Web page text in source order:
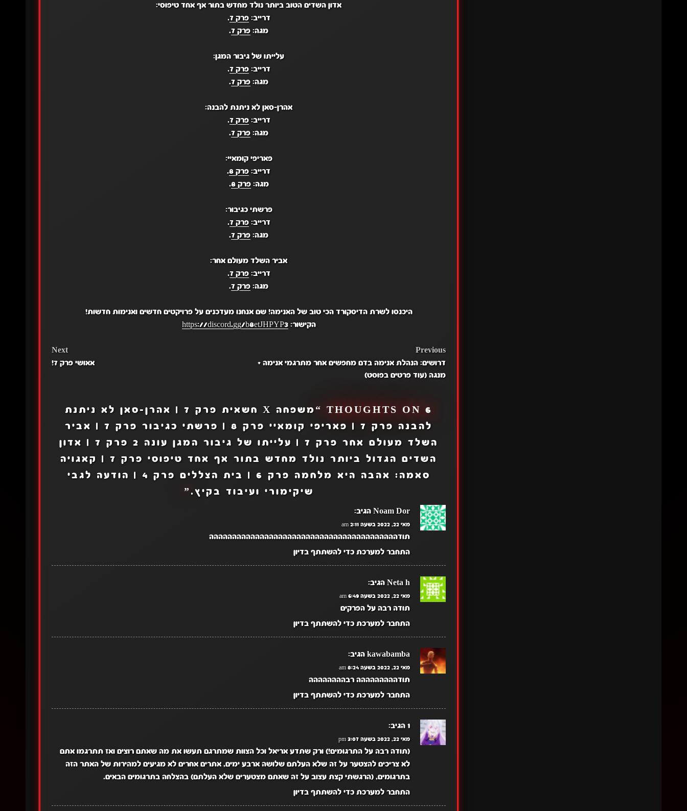
אדון השדים הטוב ביותר נולד מחדש בתור אף אחד טיפוסי:
דרייב:פרק 7 .
מגה: פרק 7 .
עלייתו של גיבור המגן:
דרייב:פרק 7 .
מגה: פרק 7 .
אהרן-סאן לא ניתנת להבנה:
דרייב:פרק 7 .
מגה: פרק 7 .
פאריפי קומאיי:
דרייב: פרק 8
.
מגה:פרק 8 .
פרשתי כגיבור:
דרייב:פרק 7 .
מגה: פרק 7 .
אביר השלד מעולם אחר:
דרייב:פרק 7 .
מגה: פרק 7 .
היכנסו לשרת הדיסקורד הכי טוב של האנימה! שם אנחנו מעדכנים על פרויקטים חדשים ואנימות חדשות!
הקישור:https://discord.gg/b8etJHPYP3
POST
NAVIGATION
Previous
דרושים: הנהלת אנימה בדם מחפשים אחר מתרגמי אנימה +
מנגה (עוד פרטים בפוסט)
Next
אאושי פרק 7!
6 THOUGHTS ON “
משפחה X חשאית פרק 7 | אהרן-סאן לא ניתנת
להבנה פרק 7 | פאריפי קומאיי פרק 8 | פרשתי כגיבור פרק 7 | אביר
השלד מעולם אחר פרק 7 | עלייתו של גיבור המגן עונה 2 פרק 7 | אדון
השדים הגדול ביותר נולד מחדש בתור אף אחד טיפוסי פרק 7 | קאגויה
סאמה: אהבה היא מלחמה פרק 6 | בית הצללים פרק 4 | הודעה לגבי
שיקימורי ועיבוד בקיץ. ”
Noam Dor הגיב:
מאי 22, 2022 בשעה 2:11 am
תודההההההההההההההההההההההההההההההההההההההההה
התחבר למערכת כדי להשתתף בדיון
Neta h הגיב:
מאי 22, 2022 בשעה 6:49 am
תודה רבה על הפרקים
התחבר למערכת כדי להשתתף בדיון
kawabamba הגיב:
מאי 22, 2022 בשעה 8:24 am
תודההההההההה רבהההההההה
התחבר למערכת כדי להשתתף בדיון
1 הגיב:
מאי 22, 2022 בשעה 3:07 pm
(תודה רבה על התרגומים!) ורק שתדע אריאל וכל הצוות שמתרגם תעשו את מה שאתם רוצים ואז תתרגמו אתם
לא צריכים להצטער על זה שלא העלתם שלושה ארבע ימים, אתרים אחרים לא מגיעים למהירות של האתר הזה
בתרגומים, (הרגשתי קצת עצוב על זה שאתם מצטערים שלא העלתם) בהצלחה בתרגומים הבאים.
התחבר למערכת כדי להשתתף בדיון